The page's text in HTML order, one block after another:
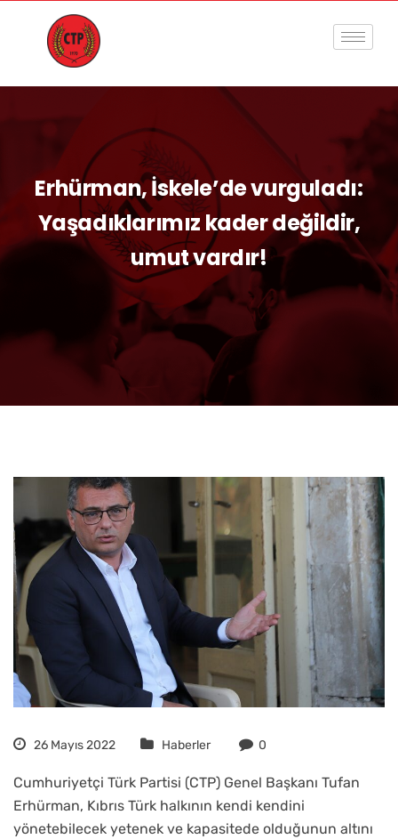
Erhürman, İskele’de vurguladı:
Yaşadıklarımız kader değildir,
umut vardır!
26 Mayıs 2022 Haberler 0
Cumhuriyetçi Türk Partisi (CTP) Genel Başkanı Tufan
Erhürman, Kıbrıs Türk halkının kendi kendini
yönetebilecek yetenek ve kapasitede olduğunun altını